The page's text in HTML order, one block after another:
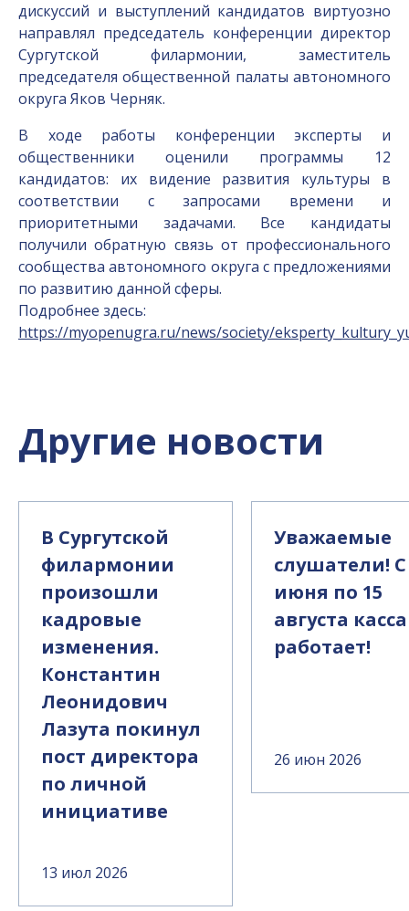
дискуссий и выступлений кандидатов виртуозно
направлял председатель конференции директор
Сургутской филармонии, заместитель
председателя общественной палаты автономного
округа Яков Черняк.
В ходе работы конференции эксперты и
общественники оценили программы 12
кандидатов: их видение развития культуры в
соответствии с запросами времени и
приоритетными задачами. Все кандидаты
получили обратную связь от профессионального
сообщества автономного округа с предложениями
по развитию данной сферы.
Подробнее здесь:
https://myopenugra.ru/news/society/
Другие новости
В Сургутской
филармонии
произошли
кадровые
изменения.
Константин
Леонидович
Лазута покинул
пост директора
по личной
инициативе
13 июл 2026
Уважаемые
слушатели! С
июня по 15
августа
работает!
26 июн 2026